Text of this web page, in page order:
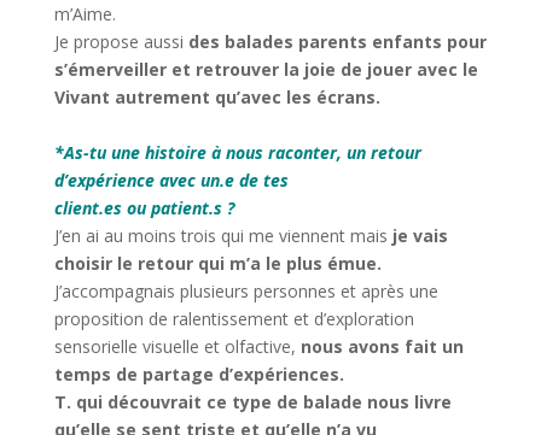
m’Aime.
Je propose aussi des balades parents enfants pour
s’émerveiller et retrouver la joie de jouer avec le
Vivant autrement qu’avec les écrans.
*As-tu une histoire à nous raconter, un retour
d’expérience avec un.e de tes
client.es ou patient.s ?
J’en ai au moins trois qui me viennent mais je vais
choisir le retour qui m’a le plus émue.
J’accompagnais plusieurs personnes et après une
proposition de ralentissement et d’exploration
sensorielle visuelle et olfactive, nous avons fait un
temps de partage d’expériences.
T. qui découvrait ce type de balade nous livre
qu’elle se sent triste et qu’elle n’a vu